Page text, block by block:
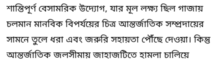
শান্তিপূর্ণ বেসামরিক উদ্যোগ, যার মূল লক্ষ্য ছিল গাজায়
চলমান মানবিক বিপর্যয়ের চিত্র আন্তর্জাতিক সম্প্রদায়ের
সামনে তুলে ধরা এবং জরুরি সহায়তা পৌঁছে দেওয়া। কিন্তু
আন্তর্জাতিক জলসীমায় জাহাজটিতে হামলা চালিয়ে